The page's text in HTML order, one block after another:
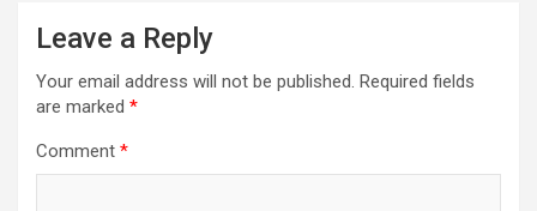
Leave a Reply
Your email address will not be published. Required fields
are marked *
Comment *